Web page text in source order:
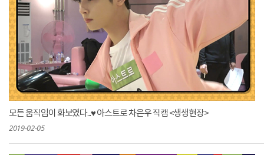
모든 움직임이 화보였다...♥ 아스트로 차은우 직캠 <생생현장>
2019-02-05